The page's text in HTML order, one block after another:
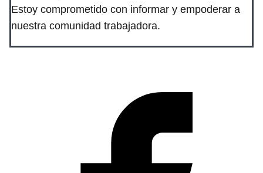
Estoy comprometido con informar y empoderar a
nuestra comunidad trabajadora.